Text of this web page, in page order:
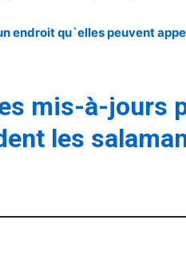
endroit qu`elles peuvent
mis-à-jours
les